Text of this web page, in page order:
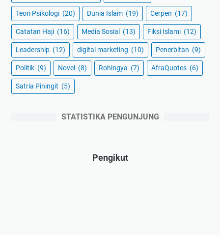
Teori Psikologi (20) Dunia Islam (19) Cerpen (17)
Catatan Haji (16) Media Sosial (13) Fiksi Islami (12)
Leadership (12) digital marketing (10) Penerbitan (9)
Politik (9) Novel (8) Rohingya (7) AfraQuotes (6)
Satria Piningit (5)
STATISTIKA PENGUNJUNG
Pengikut